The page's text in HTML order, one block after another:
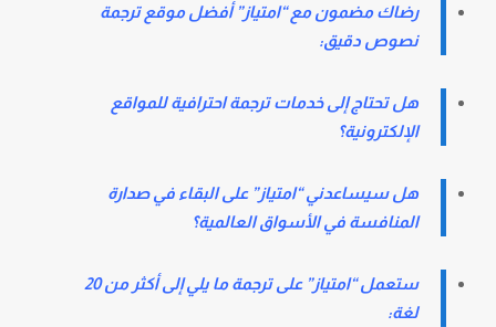
رضاك مضمون مع “امتياز” أفضل موقع ترجمة
نصوص دقيق:
هل تحتاج إلى خدمات ترجمة احترافية للمواقع
الإلكترونية؟
هل سيساعدني “امتياز” على البقاء في صدارة
المنافسة في الأسواق العالمية؟
ستعمل “امتياز” على ترجمة ما يلي إلى أكثر من 20
لغة: